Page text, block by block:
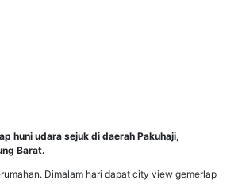
huni udara sejuk di daerah Pakuhaji,
Barat.
Dimalam hari dapat city view gemerlap